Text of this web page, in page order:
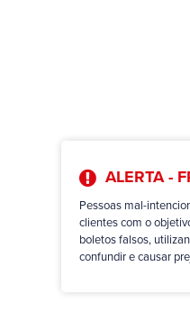
ALERTA -
Pessoas mal-
clientes com o
boletos falsos,
confundir e causar